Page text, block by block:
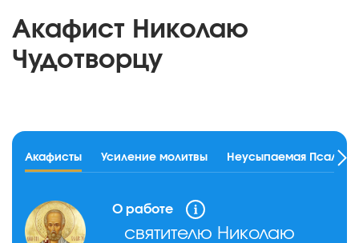
Акафист Николаю
Чудотворцу
Акафисты Усиление молитвы Неусыпаемая
О работе
святителю Николаю